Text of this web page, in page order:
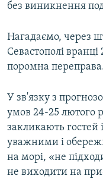
без виникнення
Нагадаємо, через
Севастополі
поромна
У зв'язку з
умов 24-25 лютого
закликають гостей
уважними і
на морі, «не
не виходити на